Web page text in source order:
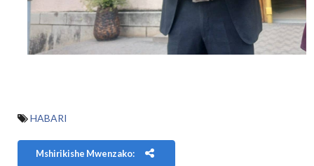
HABARI
Mshirikishe Mwenzako: